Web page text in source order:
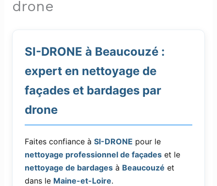
drone
SI-DRONE à Beaucouzé :
expert en nettoyage de
façades et bardages par
drone
Faites confiance à SI-DRONE pour le
nettoyage professionnel de façadeset le
nettoyage de bardagesà Beaucouzé et
dans le Maine-et-Loire.